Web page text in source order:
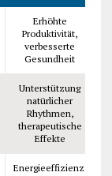
Erhöhte
Produktivität,
verbesserte
Gesundheit
Unterstützung
natürlicher
Rhythmen,
therapeutische
Effekte
Energieeffizienz,